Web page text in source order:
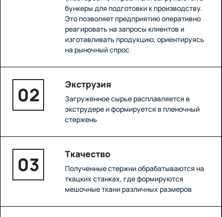
бункеры для подготовки к производству.
Это позволяет предприятию оперативно
реагировать на запросы клиентов и
изготавливать продукцию, ориентируясь
на рыночный спрос
02 Экструзия
Загруженное сырье расплавляется в
экструдере и формируется в пленочный
стержень
03 Ткачество
Полученные стержни обрабатываются на
ткацких станках, где формируются
мешочные ткани различных размеров